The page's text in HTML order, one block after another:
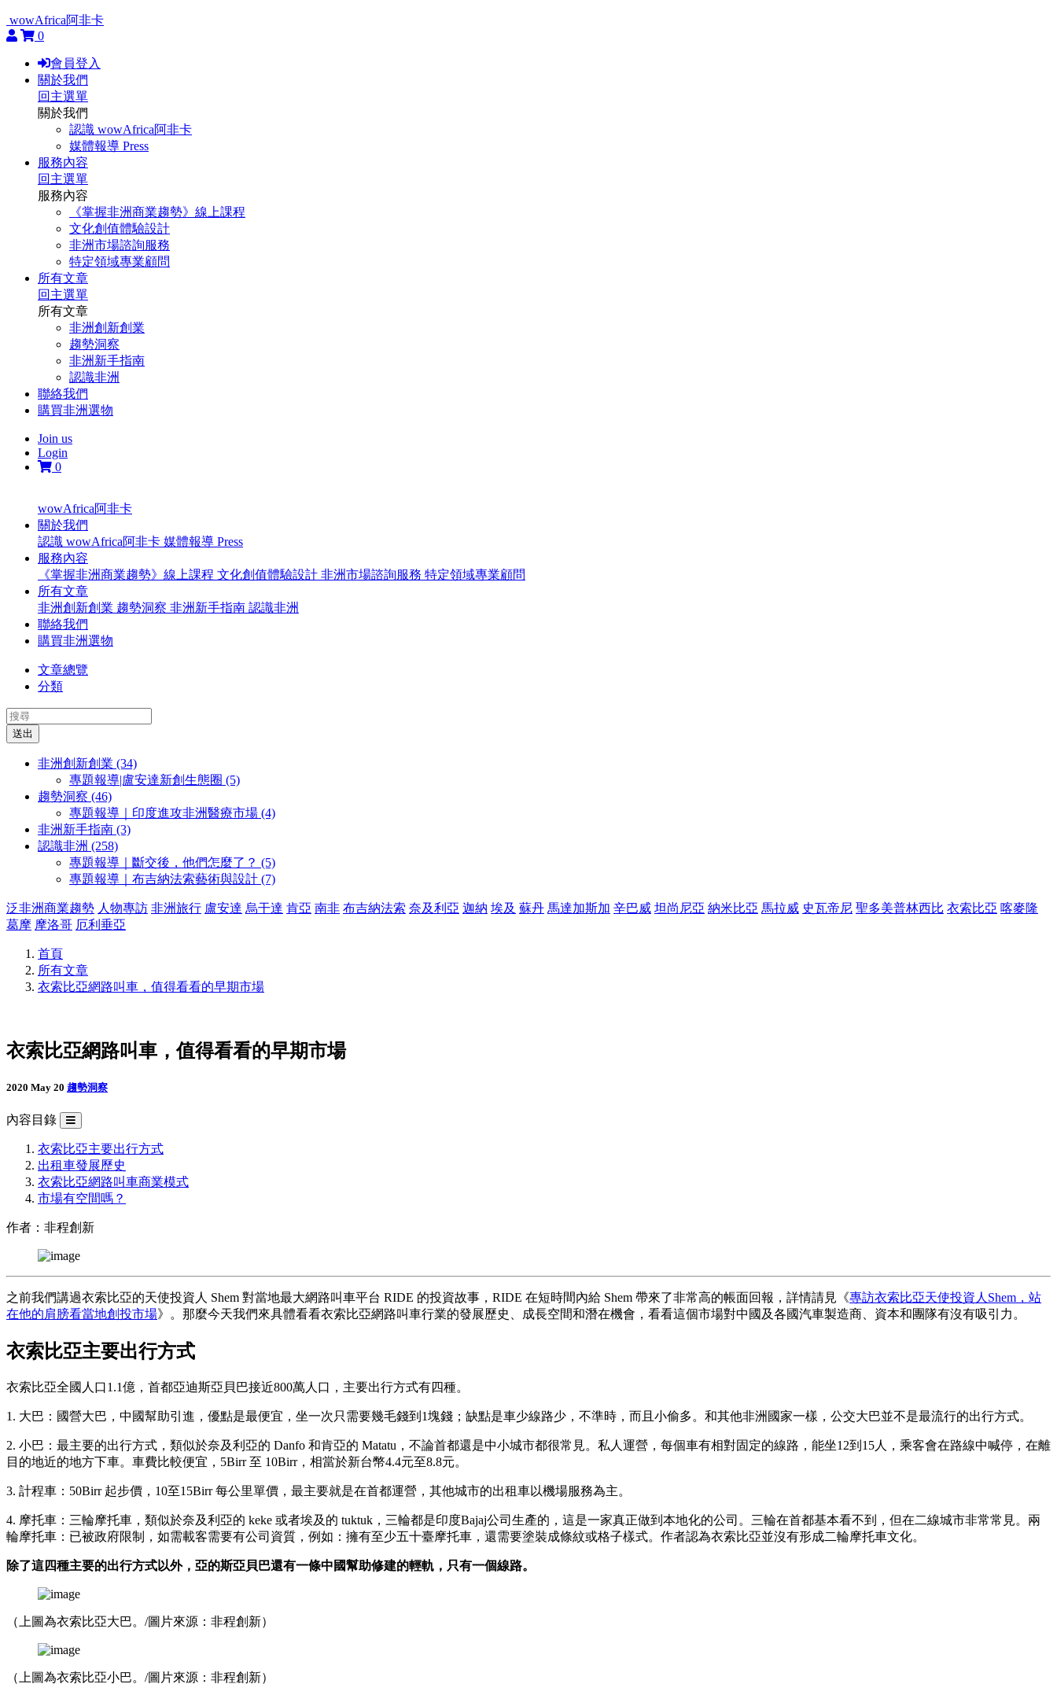
wowAfrica阿非卡
0
會員登入
關於我們
回主選單
關於我們
認識 wowAfrica阿非卡
媒體報導 Press
服務內容
回主選單
服務內容
《掌握非洲商業趨勢》線上課程
文化創值體驗設計
非洲市場諮詢服務
特定領域專業顧問
所有文章
回主選單
所有文章
非洲創新創業
趨勢洞察
非洲新手指南
認識非洲
聯絡我們
購買非洲選物
Join us
Login
0
wowAfrica阿非卡
關於我們
認識 wowAfrica阿非卡 媒體報導 Press
服務內容
《掌握非洲商業趨勢》線上課程 文化創值體驗設計 非洲市場諮詢服務 特定領域專業顧問
所有文章
非洲創新創業 趨勢洞察 非洲新手指南 認識非洲
聯絡我們
購買非洲選物
文章總覽
分類
送出
非洲創新創業 (34)
專題報導|盧安達新創生態圈 (5)
趨勢洞察 (46)
專題報導｜印度進攻非洲醫療市場 (4)
非洲新手指南 (3)
認識非洲 (258)
專題報導｜斷交後，他們怎麼了？ (5)
專題報導｜布吉納法索藝術與設計 (7)
泛非洲商業趨勢 人物專訪 非洲旅行 盧安達 烏干達 肯亞 南非 布吉納法索 奈及利亞 迦納 埃及 蘇丹 馬達加斯加 辛巴威 坦尚尼亞 納米比亞 馬拉威 史瓦帝尼 聖多美普林西比 衣索比亞 喀麥隆
葛摩 摩洛哥 厄利垂亞
首頁
所有文章
衣索比亞網路叫車，值得看看的早期市場
衣索比亞網路叫車，值得看看的早期市場
2020 May 20 趨勢洞察
內容目錄
衣索比亞主要出行方式
出租車發展歷史
衣索比亞網路叫車商業模式
市場有空間嗎？
作者：非程創新
之前我們講過衣索比亞的天使投資人 Shem 對當地最大網路叫車平台 RIDE 的投資故事，RIDE 在短時間內給 Shem 帶來了非常高的帳面回報，詳情請見《專訪衣索比亞天使投資人Shem，站
在他的肩膀看當地創投市場》。那麼今天我們來具體看看衣索比亞網路叫車行業的發展歷史、成長空間和潛在機會，看看這個市場對中國及各國汽車製造商、資本和團隊有沒有吸引力。
衣索比亞主要出行方式
衣索比亞全國人口1.1億，首都亞迪斯亞貝巴接近800萬人口，主要出行方式有四種。
1. 大巴：國營大巴，中國幫助引進，優點是最便宜，坐一次只需要幾毛錢到1塊錢；缺點是車少線路少，不準時，而且小偷多。和其他非洲國家一樣，公交大巴並不是最流行的出行方式。
2. 小巴：最主要的出行方式，類似於奈及利亞的 Danfo 和肯亞的 Matatu，不論首都還是中小城市都很常見。私人運營，每個車有相對固定的線路，能坐12到15人，乘客會在路線中喊停，在離
目的地近的地方下車。車費比較便宜，5Birr 至 10Birr，相當於新台幣4.4元至8.8元。
3. 計程車：50Birr 起步價，10至15Birr 每公里單價，最主要就是在首都運營，其他城市的出租車以機場服務為主。
4. 摩托車：三輪摩托車，類似於奈及利亞的 keke 或者埃及的 tuktuk，三輪都是印度Bajaj公司生產的，這是一家真正做到本地化的公司。三輪在首都基本看不到，但在二線城市非常常見。兩
輪摩托車：已被政府限制，如需載客需要有公司資質，例如：擁有至少五十臺摩托車，還需要塗裝成條紋或格子樣式。作者認為衣索比亞並沒有形成二輪摩托車文化。
除了這四種主要的出行方式以外，亞的斯亞貝巴還有一條中國幫助修建的輕軌，只有一個線路。
（上圖為衣索比亞大巴。/圖片來源：非程創新）
（上圖為衣索比亞小巴。/圖片來源：非程創新）